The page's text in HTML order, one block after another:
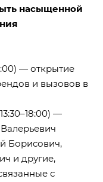
насыщенной
— открытие
и вызовов в
—
Борисович,
и другие,
с